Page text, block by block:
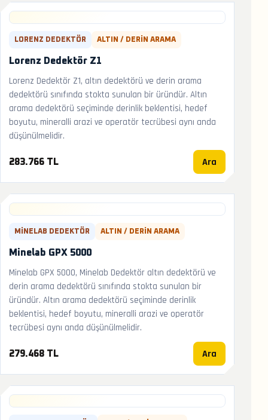
LORENZ DEDEKTÖR ALTIN / DERIN ARAMA
Lorenz Dedektör Z1
Lorenz Dedektör Z1, altın dedektörü ve derin arama
dedektörü sınıfında stokta sunulan bir üründür. Altın
arama dedektörü seçiminde derinlik beklentisi, hedef
boyutu, mineralli arazi ve operatör tecrübesi aynı anda
düşünülmelidir.
283.766 TL Ara
MINELAB DEDEKTÖR ALTIN / DERIN ARAMA
Minelab GPX 5000
Minelab GPX 5000, Minelab Dedektör altın dedektörü ve
derin arama dedektörü sınıfında stokta sunulan bir
üründür. Altın arama dedektörü seçiminde derinlik
beklentisi, hedef boyutu, mineralli arazi ve operatör
tecrübesi aynı anda düşünülmelidir.
279.468 TL Ara